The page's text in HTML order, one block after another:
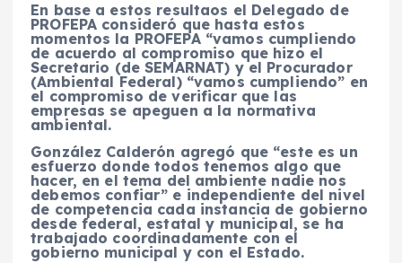
En base a estos resultaos el Delegado de
PROFEPA consideró que hasta estos
momentos la PROFEPA “vamos cumpliendo
de acuerdo al compromiso que hizo el
Secretario (de SEMARNAT) y el Procurador
(Ambiental Federal) “vamos cumpliendo” en
el compromiso de verificar que las
empresas se apeguen a la normativa
ambiental.
González Calderón agregó que “este es un
esfuerzo donde todos tenemos algo que
hacer, en el tema del ambiente nadie nos
debemos confiar” e independiente del nivel
de competencia cada instancia de gobierno
desde federal, estatal y municipal, se ha
trabajado coordinadamente con el
gobierno municipal y con el Estado.